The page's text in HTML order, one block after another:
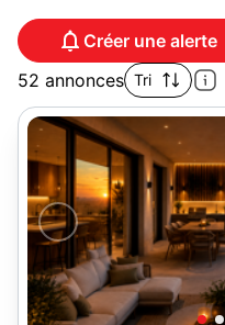
Créer une alerte
52 annonces Tri